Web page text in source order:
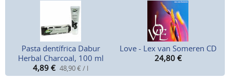
Pasta dentífrica Dabur
Herbal Charcoal, 100 ml
4,89 € 48,90 € / l
Love - Lex van Someren CD
24,80 €